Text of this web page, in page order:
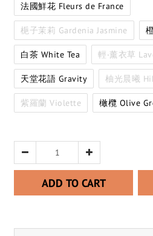
法國鮮花 Fleurs de France
梔子茉莉 Gardenia Jasmine
白茶 White Tea 輕‧薰衣草
天堂花語 Gravity 柚光晨曦
紫羅蘭 Violette 橄欖 Olive
ADD TO CART